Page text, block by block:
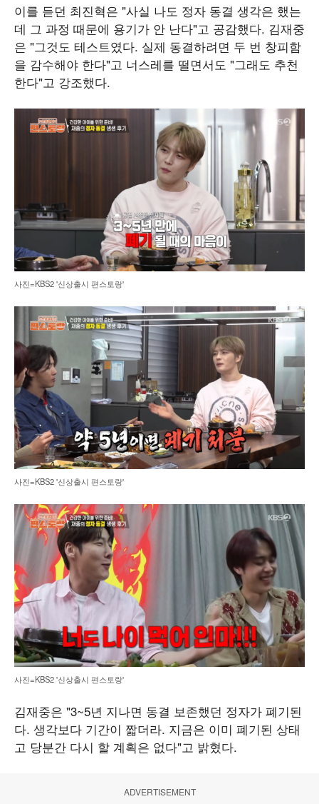
이를 듣던 최진혁은 "사실 나도 정자 동결 생각은 했는
데 그 과정 때문에 용기가 안 난다"고 공감했다. 김재중
은 "그것도 테스트였다. 실제 동결하려면 두 번 창피함
을 감수해야 한다"고 너스레를 떨면서도 "그래도 추천
한다"고 강조했다.
사진=KBS2 '신상출시 편스토랑'
사진=KBS2 '신상출시 편스토랑'
사진=KBS2 '신상출시 편스토랑'
김재중은 "3~5년 지나면 동결 보존했던 정자가 폐기된
다. 생각보다 기간이 짧더라. 지금은 이미 폐기된 상태
고 당분간 다시 할 계획은 없다"고 밝혔다.
ADVERTISEMENT